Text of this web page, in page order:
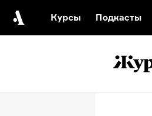
Курсы Подкасты